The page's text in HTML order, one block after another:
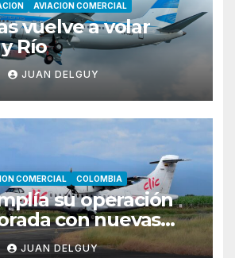
AVIACION COMERCIAL
vuelve a volar
Río
JUAN DELGUY
COMERCIAL COLOMBIA
su operación
con nuevas
Cartagena y Tolú
JUAN DELGUY